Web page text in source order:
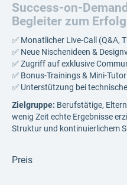
Success-on-
Begleiter zum Erfolg
✅ Monatlicher Live-Call (Q&A,
✅ Neue Nischenideen &
✅ Zugriff auf exklusive
✅ Bonus-Trainings & Mini-
✅ Unterstützung bei
Zielgruppe: Berufstätige,
wenig Zeit echte Ergebnisse
Struktur und kontinuierlichem
Preis